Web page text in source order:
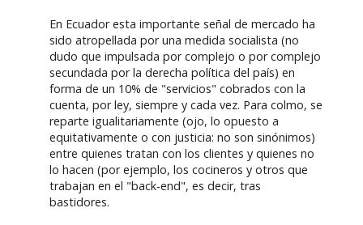
En Ecuador esta importante señal de mercado ha
sido atropellada por una medida socialista (no
dudo que impulsada por complejo o por complejo
secundada por la derecha política del país) en
forma de un 10% de "servicios" cobrados con la
cuenta, por ley, siempre y cada vez. Para colmo, se
reparte igualitariamente (ojo, lo opuesto a
equitativamente o con justicia: no son sinónimos)
entre quienes tratan con los clientes y quienes no
lo hacen (por ejemplo, los cocineros y otros que
trabajan en el "back-end", es decir, tras
bastidores.